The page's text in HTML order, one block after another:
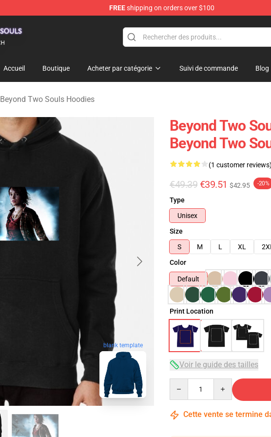
FREEshipping on orders over $100
Accueil Boutique Acheter par catégorie Suivi de commande Blog
Beyond Two Souls Hoodies
blank template
Beyond Two
Beyond Two
(1 customer
€49.39 €39.51 $42.95 -20%
Type
Unisex
Size
S
M L XL
Color
Default
Print Location
Voir le guide des tailles
Cette vente se termine